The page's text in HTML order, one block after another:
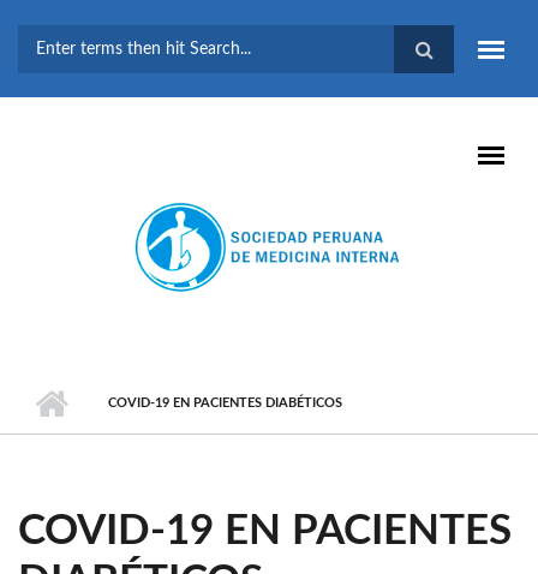
BÚSQUEDA
COVID-19 EN PACIENTES DIABÉTICOS
COVID-19 EN PACIENTES